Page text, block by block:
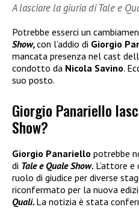
A lasciare la giuria di Tale e
Potrebbe esserci un
Show,con l’addio di Giorgio
mancata presenza nel cast
condotto da Nicola Savino.
suo posto.
Giorgio Panariello
Show?
Giorgio Panariello potrebbe
di Tale e Quale Show. L’attore
ruolo di giudice per diverse
riconfermato per la nuova
Quali. La notizia è stata